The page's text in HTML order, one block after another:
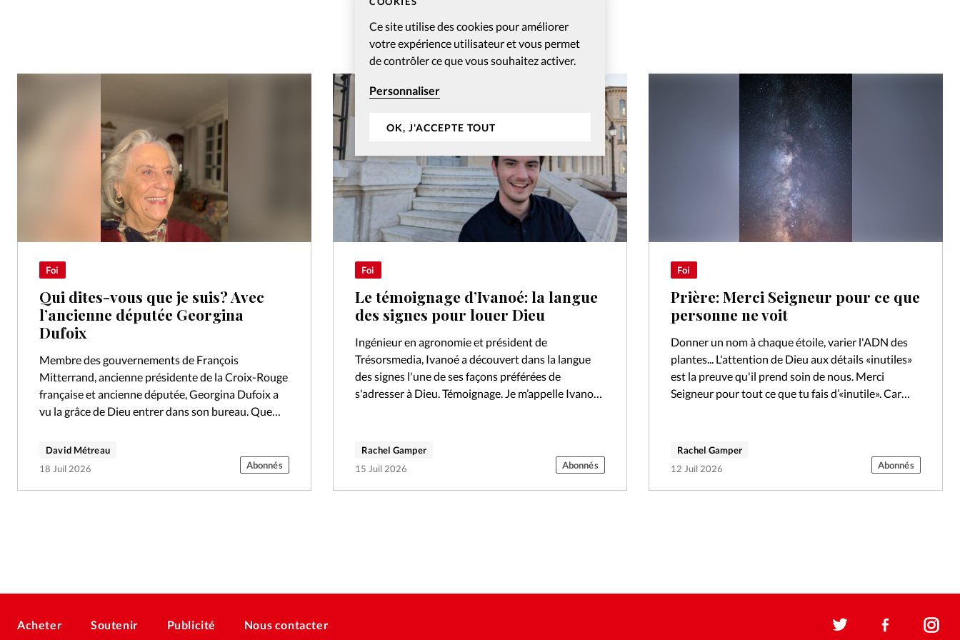
Ce site utilise des cookies pour améliorer
votre expérience utilisateur et vous permet
de contrôler ce que vous souhaitez activer.
Personnaliser
OK, J'ACCEPTE TOUT
Foi
Qui dites-vous que je suis? Avec
l’ancienne députée Georgina
Dufoix
Membre des gouvernements de François
Mitterrand, ancienne présidente de la Croix-Rouge
française et ancienne députée, Georgina Dufoix a
vu la grâce de Dieu entrer dans son bureau. Que
dis-tu…
David Métreau
18 Juil 2026
Abonnés
Foi
Le témoignage d’Ivanoé: la langue
des signes pour louer Dieu
Ingénieur en agronomie et président de
Trésorsmedia, Ivanoé a découvert dans la langue
des signes l'une de ses façons préférées de
s'adresser à Dieu. Témoignage. Je m’appelle Ivanoé.
Rachel Gamper
15 Juil 2026
Abonnés
Foi
Prière: Merci Seigneur pour ce que
personne ne voit
Donner un nom à chaque étoile, varier l'ADN des
plantes... L'attention de Dieu aux détails «inutiles»
est la preuve qu'il prend soin de nous. Merci
Seigneur pour tout ce que tu fais d’«inutile». Car
Rachel Gamper
12 Juil 2026
Abonnés
Acheter Soutenir Publicité Nous contacter